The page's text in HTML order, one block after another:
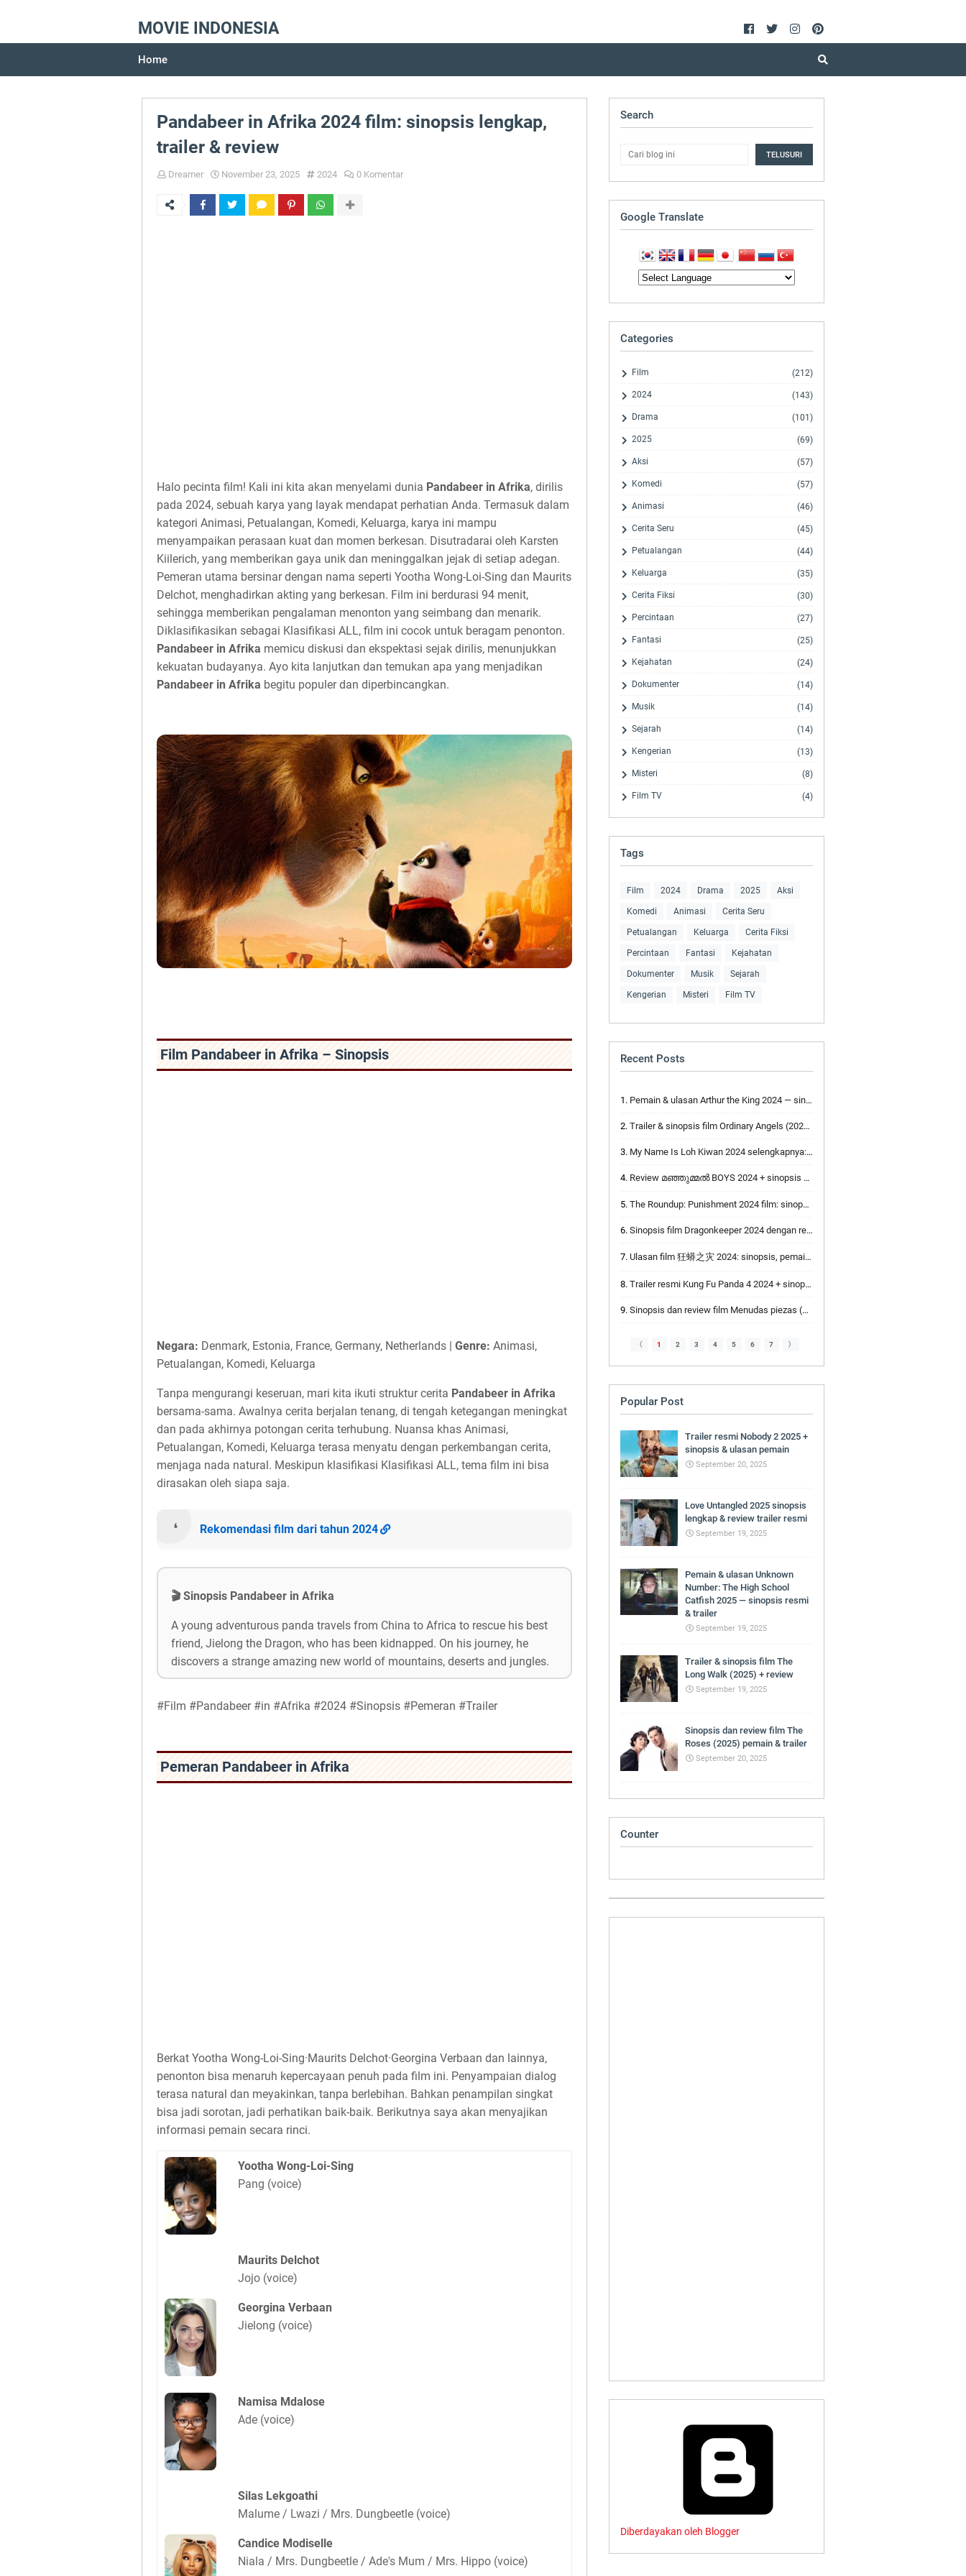
MOVIE INDONESIA
Home
Pandabeer in Afrika 2024 film: sinopsis lengkap,
trailer & review
Dreamer November 23, 2025 2024 0 Komentar
Halo pecinta film! Kali ini kita akan menyelami dunia Pandabeer in Afrika, dirilis
pada 2024, sebuah karya yang layak mendapat perhatian Anda. Termasuk dalam
kategori Animasi, Petualangan, Komedi, Keluarga, karya ini mampu
menyampaikan perasaan kuat dan momen berkesan. Disutradarai oleh Karsten
Kiilerich, yang memberikan gaya unik dan meninggalkan jejak di setiap adegan.
Pemeran utama bersinar dengan nama seperti Yootha Wong-Loi-Sing dan Maurits
Delchot, menghadirkan akting yang berkesan. Film ini berdurasi 94 menit,
sehingga memberikan pengalaman menonton yang seimbang dan menarik.
Diklasifikasikan sebagai Klasifikasi ALL, film ini cocok untuk beragam penonton.
Pandabeer in Afrika memicu diskusi dan ekspektasi sejak dirilis, menunjukkan
kekuatan budayanya. Ayo kita lanjutkan dan temukan apa yang menjadikan
Pandabeer in Afrika begitu populer dan diperbincangkan.
Film Pandabeer in Afrika – Sinopsis
Negara: Denmark, Estonia, France, Germany, Netherlands | Genre: Animasi,
Petualangan, Komedi, Keluarga
Tanpa mengurangi keseruan, mari kita ikuti struktur cerita Pandabeer in Afrika
bersama-sama. Awalnya cerita berjalan tenang, di tengah ketegangan meningkat
dan pada akhirnya potongan cerita terhubung. Nuansa khas Animasi,
Petualangan, Komedi, Keluarga terasa menyatu dengan perkembangan cerita,
menjaga nada natural. Meskipun klasifikasi Klasifikasi ALL, tema film ini bisa
dirasakan oleh siapa saja.
Rekomendasi film dari tahun 2024
🎬 Sinopsis Pandabeer in Afrika
A young adventurous panda travels from China to Africa to rescue his best
friend, Jielong the Dragon, who has been kidnapped. On his journey, he
discovers a strange amazing new world of mountains, deserts and jungles.
#Film #Pandabeer #in #Afrika #2024 #Sinopsis #Pemeran #Trailer
Pemeran Pandabeer in Afrika
Berkat Yootha Wong-Loi-Sing·Maurits Delchot·Georgina Verbaan dan lainnya,
penonton bisa menaruh kepercayaan penuh pada film ini. Penyampaian dialog
terasa natural dan meyakinkan, tanpa berlebihan. Bahkan penampilan singkat
bisa jadi sorotan, jadi perhatikan baik-baik. Berikutnya saya akan menyajikan
informasi pemain secara rinci.
Yootha Wong-Loi-Sing
Pang (voice)
Maurits Delchot
Jojo (voice)
Georgina Verbaan
Jielong (voice)
Namisa Mdalose
Ade (voice)
Silas Lekgoathi
Malume / Lwazi / Mrs. Dungbeetle (voice)
Candice Modiselle
Niala / Mrs. Dungbeetle / Ade's Mum / Mrs. Hippo (voice)
Search
Google Translate
Categories
Film (212)
2024 (143)
Drama (101)
2025 (69)
Aksi (57)
Komedi (57)
Animasi (46)
Cerita Seru (45)
Petualangan (44)
Keluarga (35)
Cerita Fiksi (30)
Percintaan (27)
Fantasi (25)
Kejahatan (24)
Dokumenter (14)
Musik (14)
Sejarah (14)
Kengerian (13)
Misteri (8)
Film TV (4)
Tags
Film 2024 Drama 2025 Aksi
Komedi Animasi Cerita Seru
Petualangan Keluarga Cerita Fiksi
Percintaan Fantasi Kejahatan
Dokumenter Musik Sejarah
Kengerian Misteri Film TV
Recent Posts
Pemain & ulasan Arthur the King 2024 — sinopsis resmi & trailer
Trailer & sinopsis film Ordinary Angels (2024) + review
My Name Is Loh Kiwan 2024 selengkapnya: sinopsis, pemain, ulasan & trailer
Review മഞ്ഞുമ്മല്‍ BOYS 2024 + sinopsis + pemain
The Roundup: Punishment 2024 film: sinopsis lengkap, trailer & review
Sinopsis film Dragonkeeper 2024 dengan review & pemain
Ulasan film 狂蟒之灾 2024: sinopsis, pemain & trailer
Trailer resmi Kung Fu Panda 4 2024 + sinopsis & ulasan pemain
Sinopsis dan review film Menudas piezas (2024) pemain & trailer
〈 1 2 3 4 5 6 7 〉
Popular Post
Trailer resmi Nobody 2 2025 +
sinopsis & ulasan pemain
September 20, 2025
Love Untangled 2025 sinopsis
lengkap & review trailer resmi
September 19, 2025
Pemain & ulasan Unknown
Number: The High School
Catfish 2025 — sinopsis resmi
& trailer
September 19, 2025
Trailer & sinopsis film The
Long Walk (2025) + review
September 19, 2025
Sinopsis dan review film The
Roses (2025) pemain & trailer
September 20, 2025
Counter
Diberdayakan oleh Blogger